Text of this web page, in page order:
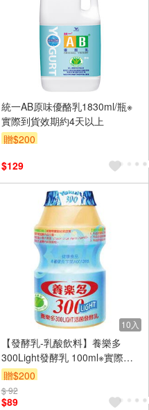
統一AB原味優酪乳1830ml/瓶※
實際到貨效期約4天以上
贈$200
$129
10入
【發酵乳-乳酸飲料】養樂多
300Light發酵乳 100ml※實際到
貨效期約4天以上
贈$200
$ 92
$89